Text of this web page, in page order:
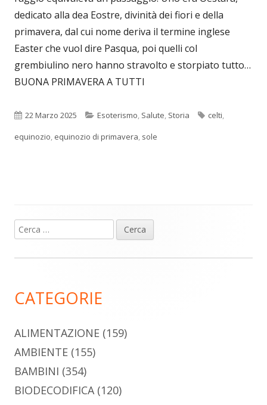
dedicato alla dea Eostre, divinità dei fiori e della
primavera, dal cui nome deriva il termine inglese
Easter che vuol dire Pasqua, poi quelli col
grembiulino nero hanno stravolto e storpiato tutto…
BUONA PRIMAVERA A TUTTI
Pubblicato
22 Marzo 2025 Categorie
Esoterismo, Salute, Storia Tag
celti,
equinozio, equinozio di primavera, sole
Barra
laterale
Ricerca
per:
CATEGORIE
ALIMENTAZIONE (159)
AMBIENTE (155)
BAMBINI (354)
BIODECODIFICA(120)